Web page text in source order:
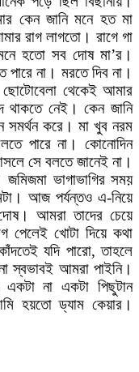
কেন জানি মনে হত মা
রাগ লাগতো। রাগে গা
হতো সব দোষ মা’র।
না। মরতে দিব না।
থেকেই আমার
নেই। কেন জানি
করে। মা খুব নরম
পারে না। কোনোদিন
সে বলতে জানেই না।
ভাগাভাগির সময়
আজ পর্যন্তও এ-নিয়ে
আমরা তাদের চেয়ে
খোটা দিয়ে কথা
যদি পারো, তাহলে
স্বভাবই আমরা পাইনি।
না একটা পিছুটান
হয়তো ড্যাম কেয়ার।